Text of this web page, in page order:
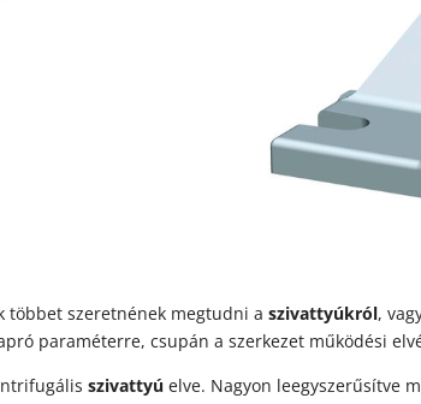
többet szeretnének megtudni a szivattyúkról,
paraméterre, csupán a szerkezet működési
szivattyú elve. Nagyon leegyszerűsítve